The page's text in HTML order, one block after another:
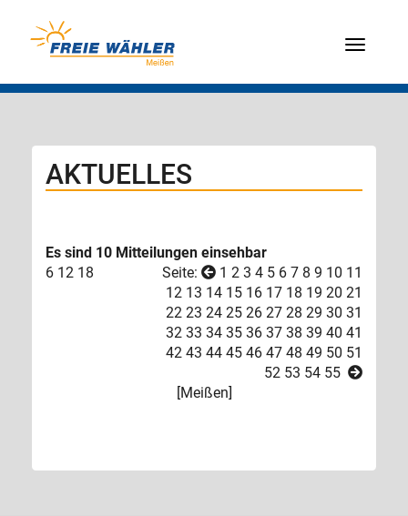
Menü
AKTUELLES
Es sind 10 Mitteilungen einsehbar
6 12 18 Seite: 1 2 3 4 5 6 7 8 9 10 11
12 13 14 15 16 17 18 19 20 21
22 23 24 25 26 27 28 29 30 31
32 33 34 35 36 37 38 39 40 41
42 43 44 45 46 47 48 49 50 51
52 53 54 55
[Meißen]